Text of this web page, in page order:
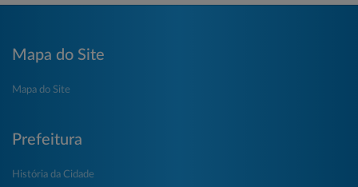
Mapa do Site
Mapa do Site
Prefeitura
História da Cidade